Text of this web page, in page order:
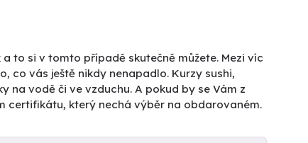
to si v tomto případě skutečně můžete. Mezi víc
co vás ještě nikdy nenapadlo. Kurzy sushi,
vodě či ve vzduchu. A pokud by se Vám z
certifikátu, který nechá výběr na obdarovaném.